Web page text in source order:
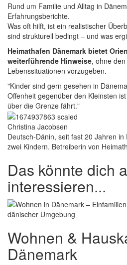
Rund um Familie und Alltag in
Erfahrungsberichte.
Was oft hilft, ist ein realistischer
sind strukturell bedingt – und was
Heimathafen Dänemark bietet
weiterführende Hinweise, ohne
Lebenssituationen vorzugeben.
"Kinder sind gern gesehen in
Offenheit gegenüber den Kleinsten
über die Grenze fährt."
Christina Jacobsen
Deutsch-Dänin, seit fast 20 Jahren
zwei Kindern. Betreiberin von
Das könnte dich
interessieren...
Wohnen &
Dänemark